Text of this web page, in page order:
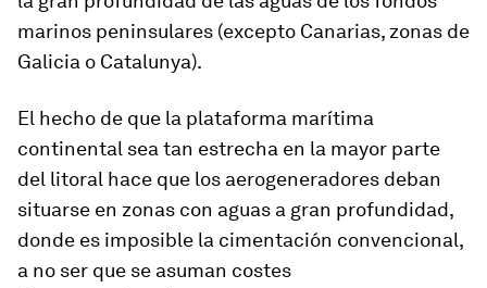
marinos peninsulares (excepto Canarias, zonas de
Galicia o Catalunya).
El hecho de que la plataforma marítima
continental sea tan estrecha en la mayor parte
del litoral hace que los aerogeneradores deban
situarse en zonas con aguas a gran profundidad,
donde es imposible la cimentación convencional,
a no ser que se asuman costes